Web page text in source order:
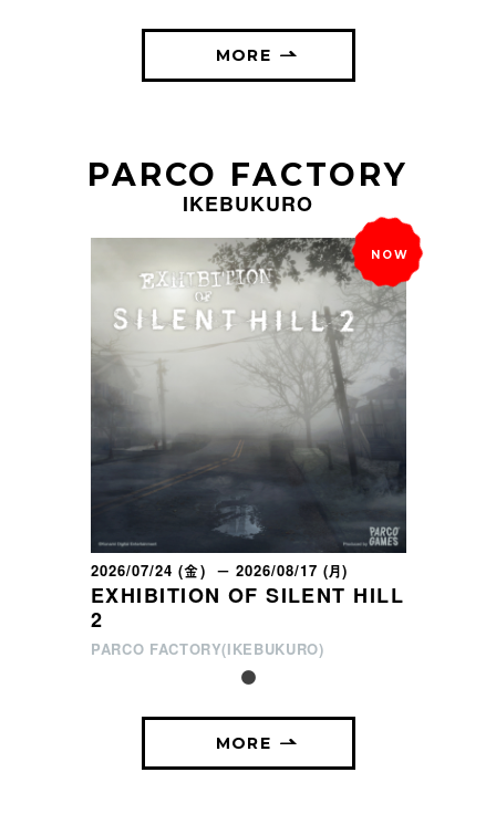
MORE
PARCO FACTORY
IKEBUKURO
2026/07/24 (金) － 2026/08/17 (月)
EXHIBITION OF SILENT HILL
2
PARCO FACTORY(IKEBUKURO)
MORE